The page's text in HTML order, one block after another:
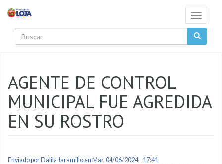
Toggle
AGENTE DE CONTROL
MUNICIPAL FUE AGREDIDA
EN SU ROSTRO
Enviado por Dalila Jaramilloen Mar, 04/06/2024 - 17:41